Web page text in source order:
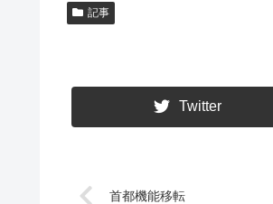
記事
Twitter
首都機能移転